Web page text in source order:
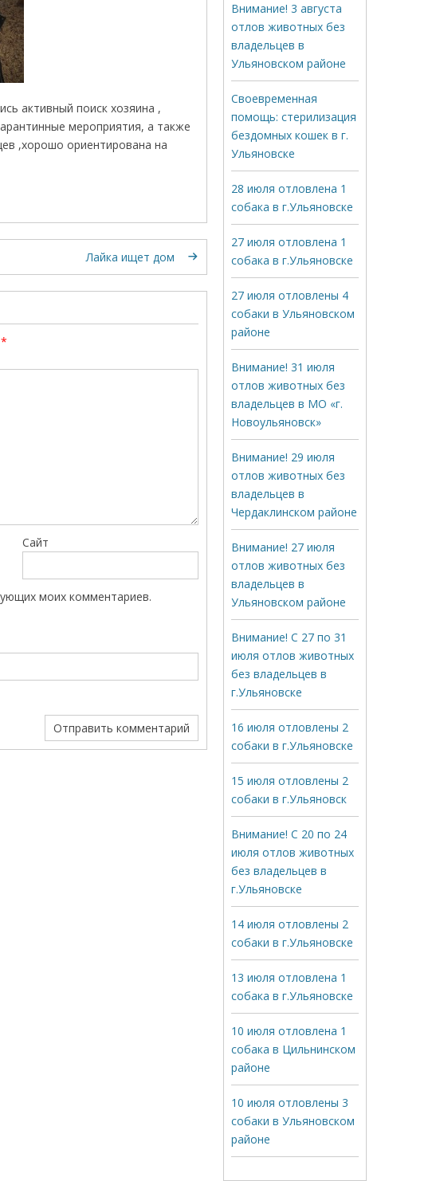
активный поиск хозяина ,
мероприятия, а также
,хорошо ориентирована на
Лайка ищет дом
*
Сайт
моих комментариев.
Внимание! 3 августа
отлов животных без
владельцев в
Ульяновском районе
Своевременная
помощь: стерилизация
бездомных кошек в г.
Ульяновске
28 июля отловлена 1
собака в г.Ульяновске
27 июля отловлена 1
собака в г.Ульяновске
27 июля отловлены 4
собаки в Ульяновском
районе
Внимание! 31 июля
отлов животных без
владельцев в МО «г.
Новоульяновск»
Внимание! 29 июля
отлов животных без
владельцев в
Чердаклинском районе
Внимание! 27 июля
отлов животных без
владельцев в
Ульяновском районе
Внимание! С 27 по 31
июля отлов животных
без владельцев в
г.Ульяновске
16 июля отловлены 2
собаки в г.Ульяновске
15 июля отловлены 2
собаки в г.Ульяновск
Внимание! С 20 по 24
июля отлов животных
без владельцев в
г.Ульяновске
14 июля отловлены 2
собаки в г.Ульяновске
13 июля отловлена 1
собака в г.Ульяновске
10 июля отловлена 1
собака в Цильнинском
районе
10 июля отловлены 3
собаки в Ульяновском
районе